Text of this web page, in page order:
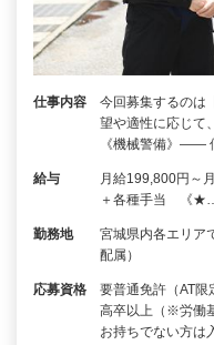
仕事内容
今回募集するのは
望や適性に応じ
《機械警備》――
給与
月給199,800円～
＋各種手当 《★…
勤務地
宮城県内各エリア
配属）
応募資格
要普通免許（AT限
高卒以上（※労働
お持ちでない方は